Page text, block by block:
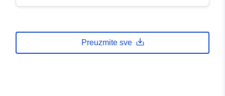
Preuzmite sve